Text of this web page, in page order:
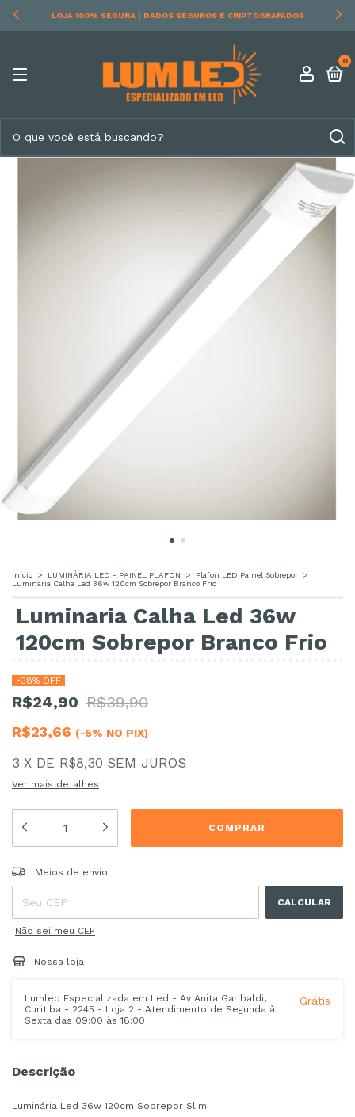
LOJA 100% SEGURA | DADOS SEGUROS E CRIPTOGRAFADOS
0
Início > LUMINÁRIA LED - PAINEL PLAFON > Plafon LED Painel Sobrepor
>
Luminaria Calha Led 36w 120cm Sobrepor Branco Frio
Luminaria Calha Led 36w
120cm Sobrepor Branco Frio
-38% OFF
R$24,90 R$39,90
R$23,66 (-5% NO PIX)
3 X DE R$8,30 SEM JUROS
Ver mais detalhes
Entregas para o CEP:
Meios de envio
CALCULAR
Não sei meu CEP
Nossa loja
Lumled Especializada em Led - Av Anita Garibaldi,
Curitiba - 2245 - Loja 2 - Atendimento de Segunda à
Sexta das 09:00 às 18:00
Grátis
Descrição
Luminária Led 36w 120cm Sobrepor Slim